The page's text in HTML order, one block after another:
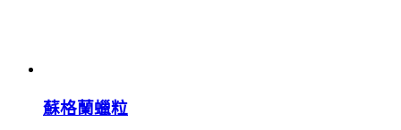
蘇格蘭蠟粒